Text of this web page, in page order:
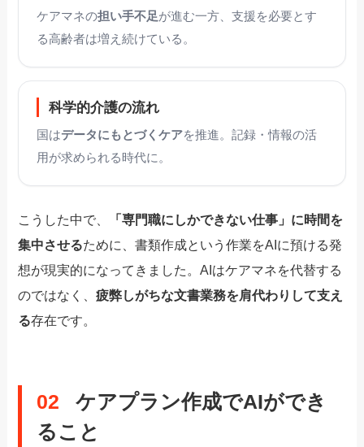
ケアマネの担い手不足が進む一方、支援を必要とす
る高齢者は増え続けている。
科学的介護の流れ
国はデータにもとづくケアを推進。記録・情報の活
用が求められる時代に。
こうした中で、
「専門職にしかできない仕事」に時間を
集中させるために、書類作成という作業をAIに預ける発
想が現実的になってきました。AIはケアマネを代替する
のではなく、疲弊しがちな文書業務を肩代わりして支え
る存在です。
02
ケアプラン作成でAIができ
ること